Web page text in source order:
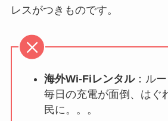
レスがつきものです。
海外Wi-Fiレンタル：ルー
毎日の充電が面倒、はぐ
民に。。。